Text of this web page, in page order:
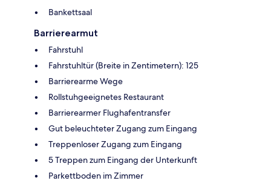
Bankettsaal
Barrierearmut
Fahrstuhl
Fahrstuhltür (Breite in Zentimetern): 125
Barrierearme Wege
Rollstuhgeeignetes Restaurant
Barrierearmer Flughafentransfer
Gut beleuchteter Zugang zum Eingang
Treppenloser Zugang zum Eingang
5 Treppen zum Eingang der Unterkunft
Parkettboden im Zimmer